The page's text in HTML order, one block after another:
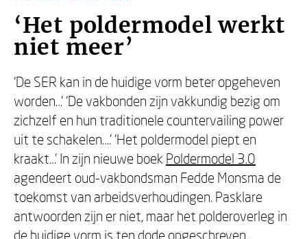
‘Het poldermodel werkt
niet meer’
‘De SER kan in de huidige vorm beter opgeheven
worden…’ ‘De vakbonden zijn vakkundig bezig om
zichzelf en hun traditionele countervailing power
uit te schakelen….’ ‘Het poldermodel piept en
kraakt…’ In zijn nieuwe boek Poldermodel 3.0
agendeert oud-vakbondsman Fedde Monsma de
toekomst van arbeidsverhoudingen. Pasklare
antwoorden zijn er niet, maar het polderoverleg in
de huidige vorm is ten dode opgeschreven.